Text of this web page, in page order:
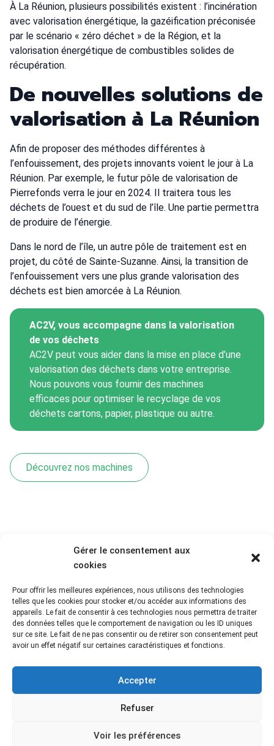
Gérer le consentement aux
cookies
Pour offrir les meilleures expériences, nous utilisons des technologies
telles que les cookies pour stocker et/ou accéder aux informations des
appareils. Le fait de consentir à ces technologies nous permettra de traiter
des données telles que le comportement de navigation ou les ID uniques
sur ce site. Le fait de ne pas consentir ou de retirer son consentement peut
avoir un effet négatif sur certaines caractéristiques et fonctions.
Accepter
Refuser
Voir les préférences
À La Réunion, plusieurs possibilités existent : l’incinération
avec valorisation énergétique, la gazéification préconisée
par le scénario « zéro déchet » de la Région, et la
valorisation énergétique de combustibles solides de
récupération.
De nouvelles solutions de
valorisation à La Réunion
Afin de proposer des méthodes différentes à
l’enfouissement, des projets innovants voient le jour à La
Réunion. Par exemple, le futur pôle de valorisation de
Pierrefonds verra le jour en 2024. Il traitera tous les
déchets de l’ouest et du sud de l’île. Une partie permettra
de produire de l’énergie.
Dans le nord de l’île, un autre pôle de traitement est en
projet, du côté de Sainte-Suzanne. Ainsi, la transition de
l’enfouissement vers une plus grande valorisation des
déchets est bien amorcée à La Réunion.
AC2V, vous accompagne dans la valorisation
de vos déchets
AC2V peut vous aider dans la mise en place d’une
valorisation des déchets dans votre entreprise.
Nous pouvons vous fournir des machines
efficaces pour optimiser le recyclage de vos
déchets cartons, papier, plastique ou autre.
Découvrez nos machines
Mentions légales